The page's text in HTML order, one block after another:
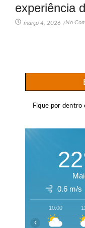
experiência
março 4, 2026 /No
Fique por dentro
0.6 m/s
10:00
‹